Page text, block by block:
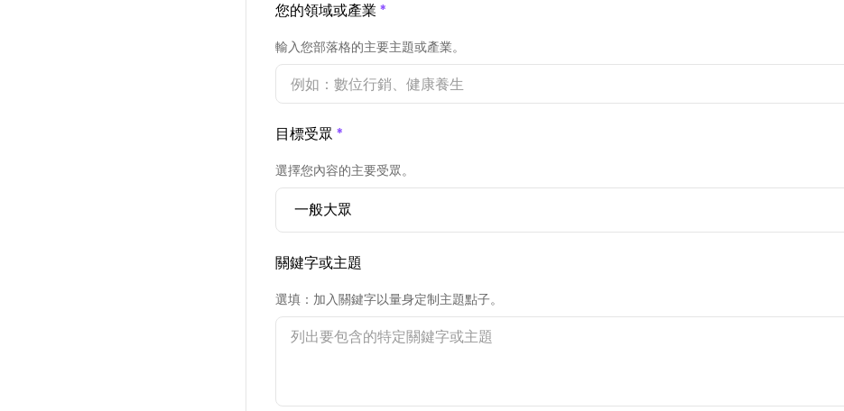
您的領域或產業 *
輸入您部落格的主要主題或產業。
目標受眾 *
選擇您內容的主要受眾。
關鍵字或主題
選填：加入關鍵字以量身定制主題點子。